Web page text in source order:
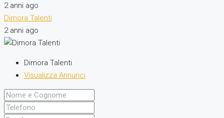
2 anni ago
Dimora Talenti
2 anni ago
Dimora Talenti
Visualizza Annunci